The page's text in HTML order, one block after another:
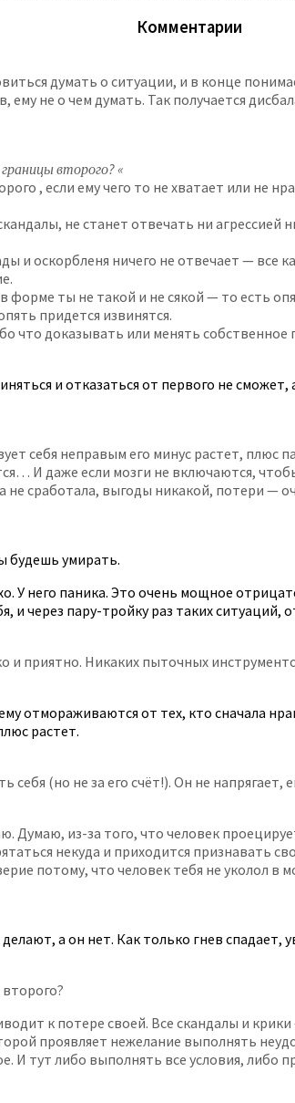
Комментарии
думать о ситуации, и в конце
ему не о чем думать. Так получается
второго? «
, если ему чего то не хватает или не
не станет отвечать ни агрессией
и оскорбленя ничего не отвечает — все
ты не такой и не сякой — то есть
придется извинятся.
что доказывать или менять собственное
и отказаться от первого не
себя неправым его минус растет, плюс
И даже если мозги не включаются,
не сработала, выгоды никакой, потери
будешь умирать.
У него паника. Это очень мощное
и через пару-тройку раз таких ситуаций,
и приятно. Никаких пыточных
отмораживаются от тех, кто сначала
растет.
(но не за его счёт!). Он не
из-за того, что человек
некуда и приходится признавать
потому, что человек тебя не уколол в
а он нет. Как только гнев спадает,
к потере своей. Все скандалы и
проявляет нежелание выполнять
И тут либо выполнять все условия, либо